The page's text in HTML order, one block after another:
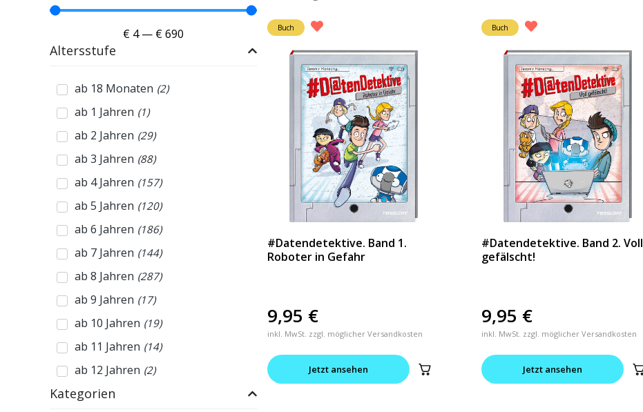
€ 4 — €690
Altersstufe
ab 18 Monaten (2)
ab 1 Jahren (1)
ab 2 Jahren (29)
ab 3 Jahren (88)
ab 4 Jahren (157)
ab 5 Jahren (120)
ab 6 Jahren (186)
ab 7 Jahren (144)
ab 8 Jahren (287)
ab 9 Jahren (17)
ab 10 Jahren (19)
ab 11 Jahren (14)
ab 12 Jahren (2)
Kategorien
Buch
#Datendetektive. Band 1.
Roboter in Gefahr
9,95 €
inkl. MwSt. zzgl. möglicher Versandkosten
Jetzt ansehen
Buch
#Datendetektive. Band 2. Voll
gefälscht!
9,95 €
inkl. MwSt. zzgl. möglicher Versandkosten
Jetzt ansehen